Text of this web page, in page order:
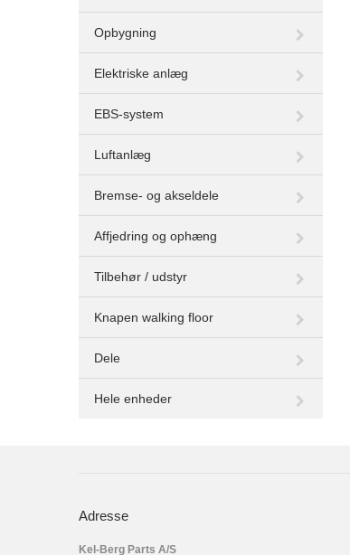
Opbygning
Elektriske anlæg
EBS-system
Luftanlæg
Bremse- og akseldele
Affjedring og ophæng
Tilbehør / udstyr
Knapen walking floor
Dele
Hele enheder
Adresse
Kel-Berg Parts A/S